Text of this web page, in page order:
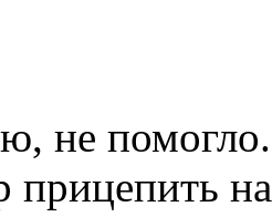
не
прицепить